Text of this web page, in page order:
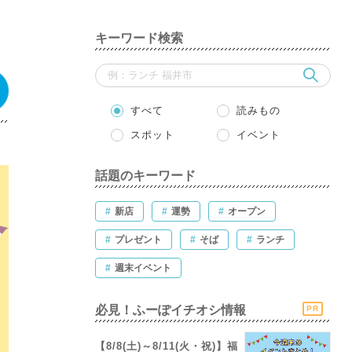
キーワード検索
すべて 読みもの
スポット イベント
話題のキーワード
# 新店 # 運勢 # オープン
# プレゼント # そば # ランチ
# 週末イベント
必見！ふーぽイチオシ情報 PR
【8/8(土)～8/11(火・祝)】福